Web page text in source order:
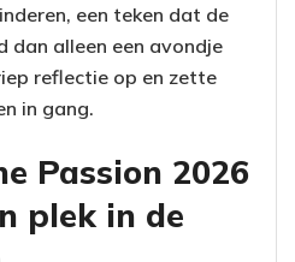
een teken dat de
dan alleen een avondje
reflectie op en zette
in gang.
Passion 2026
plek in de